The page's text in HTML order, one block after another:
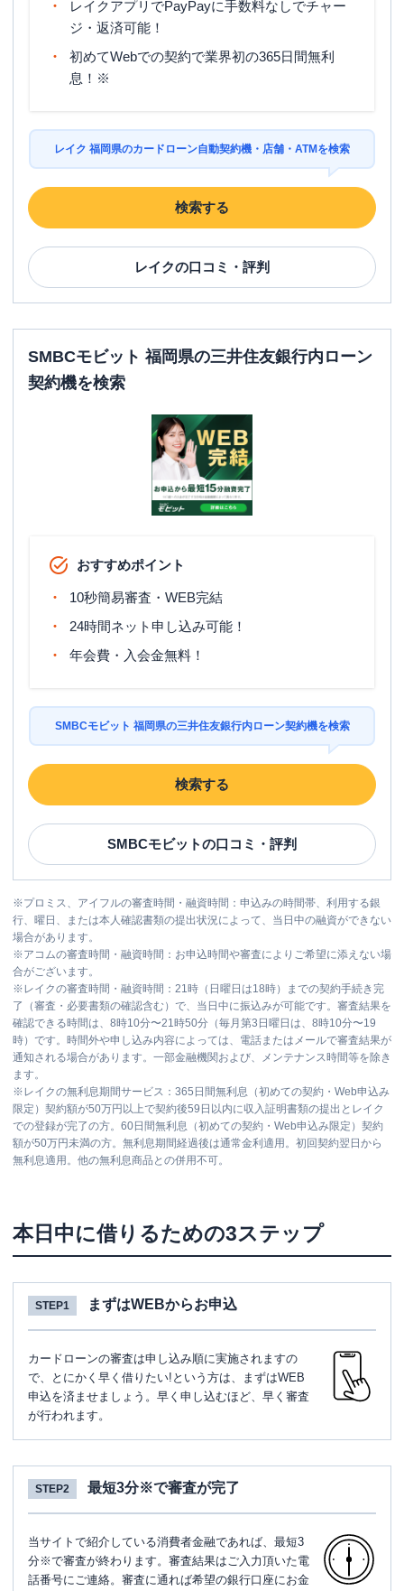
レイクアプリでPayPayに手数料なしでチャー
ジ・返済可能！
初めてWebでの契約で業界初の365日間無利
息！※
レイク 福岡県のカードローン自動契約機・店舗・ATMを検索
検索する
レイクの口コミ・評判
SMBCモビット 福岡県の三井住友銀行内ローン
契約機を検索
おすすめポイント
10秒簡易審査・WEB完結
24時間ネット申し込み可能！
年会費・入会金無料！
SMBCモビット 福岡県の三井住友銀行内ローン契約機を検索
検索する
SMBCモビットの口コミ・評判
※プロミス、アイフルの審査時間・融資時間：申込みの時間帯、利用する銀
行、曜日、または本人確認書類の提出状況によって、当日中の融資ができない
場合があります。
※アコムの審査時間・融資時間：お申込時間や審査によりご希望に添えない場
合がございます。
※ レイクの審査時間・融資時間：21時（日曜日は18時）までの契約手続き完
了（審査・必要書類の確認含む）で、当日中に振込みが可能です。審査結果を
確認できる時間は、8時10分〜21時50分（毎月第3日曜日は、8時10分〜19
時）です。時間外や申し込み内容によっては、電話またはメールで審査結果が
通知される場合があります。一部金融機関および、メンテナンス時間等を除き
ます。
※ レイクの無利息期間サービス：365日間無利息（初めての契約・Web申込み
限定）契約額が50万円以上で契約後59日以内に収入証明書類の提出とレイク
での登録が完了の方。60日間無利息（初めての契約・Web申込み限定）契約
額が50万円未満の方。無利息期間経過後は通常金利適用。初回契約翌日から
無利息適用。他の無利息商品との併用不可。
本日中に借りるための3ステップ
STEP1 まずはWEBからお申込
カードローンの審査は申し込み順に実施されますの
で、とにかく早く借りたい!という方は、まずはWEB
申込を済ませましょう。早く申し込むほど、早く審査
が行われます。
STEP2 最短3分※で審査が完了
当サイトで紹介している消費者金融であれば、最短3
分※で審査が終わります。審査結果はご入力頂いた電
話番号にご連絡。審査に通れば希望の銀行口座にお金